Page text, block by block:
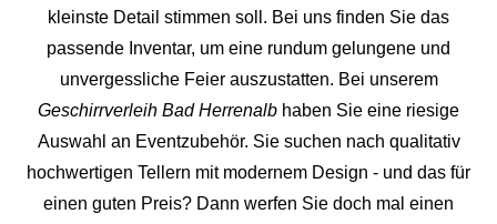
kleinste Detail stimmen soll. Bei uns finden Sie das
passende Inventar, um eine rundum gelungene und
unvergessliche Feier auszustatten. Bei unserem
Geschirrverleih Bad Herrenalb haben Sie eine riesige
Auswahl an Eventzubehör. Sie suchen nach qualitativ
hochwertigen Tellern mit modernem Design - und das für
einen guten Preis? Dann werfen Sie doch mal einen